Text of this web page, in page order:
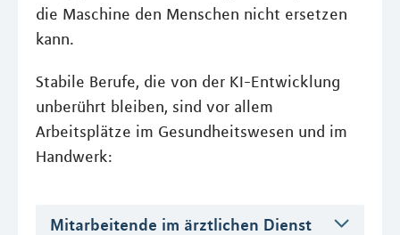
die Maschine den Menschen nicht ersetzen
kann.
Stabile Berufe, die von der KI-Entwicklung
unberührt bleiben, sind vor allem
Arbeitsplätze im Gesundheitswesen und im
Handwerk:
Mitarbeitende im ärztlichen Dienst